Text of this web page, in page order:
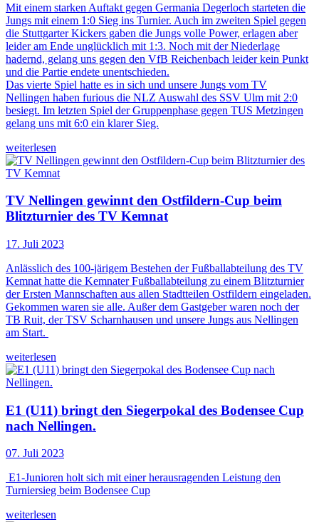
Mit einem starken Auftakt gegen Germania Degerloch starteten die
Jungs mit einem 1:0 Sieg ins Turnier. Auch im zweiten Spiel gegen
die Stuttgarter Kickers gaben die Jungs volle Power, erlagen aber
leider am Ende unglücklich mit 1:3. Noch mit der Niederlage
hadernd, gelang uns gegen den VfB Reichenbach leider kein Punkt
und die Partie endete unentschieden.
Das vierte Spiel hatte es in sich und unsere Jungs vom TV
Nellingen haben furious die NLZ Auswahl des SSV Ulm mit 2:0
besiegt. Im letzten Spiel der Gruppenphase gegen TUS Metzingen
gelang uns mit 6:0 ein klarer Sieg.
weiterlesen
TV Nellingen gewinnt den Ostfildern-Cup beim
Blitzturnier des TV Kemnat
17. Juli 2023
Anlässlich des 100-järigem Bestehen der Fußballabteilung des TV
Kemnat hatte die Kemnater Fußballabteilung zu einem Blitzturnier
der Ersten Mannschaften aus allen Stadtteilen Ostfildern eingeladen.
Gekommen waren sie alle. Außer dem Gastgeber waren noch der
TB Ruit, der TSV Scharnhausen und unsere Jungs aus Nellingen
am Start.
weiterlesen
E1 (U11) bringt den Siegerpokal des Bodensee Cup
nach Nellingen.
07. Juli 2023
E1-Junioren holt sich mit einer herausragenden Leistung den
Turniersieg beim Bodensee Cup
weiterlesen